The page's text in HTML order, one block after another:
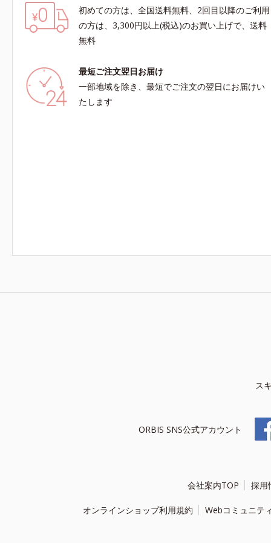
初めての方は、全国送料無料、2回目以降のご利用
の方は、3,300円以上(税込)のお買い上げで、送料
無料
最短ご注文翌日お届け
一部地域を除き、最短でご注文の翌日にお届けい
たします
ス
ORBIS SNS公式アカウント
会社案内TOP 採用
オンラインショップ利用規約 Webコミュニテ